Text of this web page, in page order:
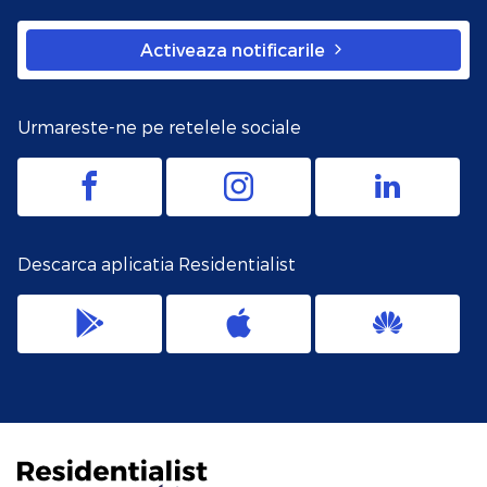
Activeaza notificarile
Urmareste-ne pe retelele sociale
Descarca aplicatia Residentialist